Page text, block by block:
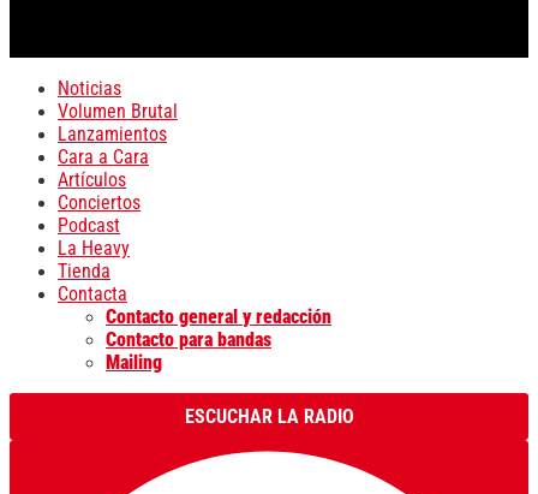
Noticias
Volumen Brutal
Lanzamientos
Cara a Cara
Artículos
Conciertos
Podcast
La Heavy
Tienda
Contacta
Contacto general y redacción
Contacto para bandas
Mailing
ESCUCHAR LA RADIO